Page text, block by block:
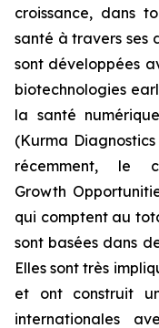
croissance, dans
santé à travers ses
sont développées
biotechnologies
la santé
(Kurma
récemment, le
Growth
qui comptent au
sont basées dans
Elles sont très
et ont construit
internationales